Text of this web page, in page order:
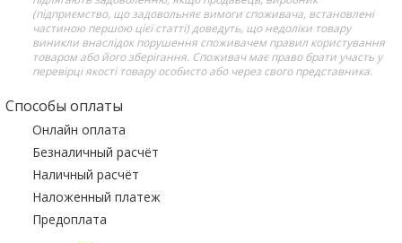
(підприємство, що задовольняє вимоги споживача, встановлені
частиною першою цієї статті) доведуть, що недоліки товару
виникли внаслідок порушення споживачем правил користування
товаром або його зберігання. Споживач має право брати участь у
перевірці якості товару особисто або через свого представника.
Способы оплаты
Онлайн оплата
Безналичный расчёт
Наличный расчёт
Наложенный платеж
Предоплата